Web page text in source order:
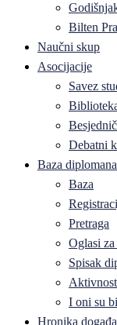
Bilten
Naučni skup
Asocijacije
Savez
Debatni
Baza
Baza
Pretraga
Oglasi za
Spisak
I oni su
Hronika